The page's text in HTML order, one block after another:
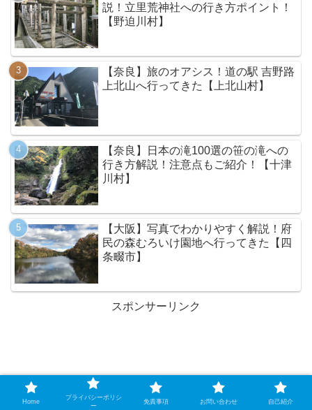
説！立里荒神社への行き方ポイント！
【野迫川村】
【奈良】旅のオアシス！道の駅 吉野路
上北山へ行ってきた【上北山村】
【奈良】日本の滝100選の笹の滝への
行き方解説！注意点もご紹介！【十津
川村】
【大阪】写真でわかりやすく解説！府
民の森むろいけ園地へ行ってきた【四
条畷市】
スポンサーリンク
Home
プライバシーポリシ
ー
免責事項 お問い合わせ 自己紹介